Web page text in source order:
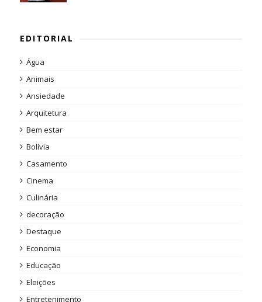
EDITORIAL
Água
Animais
Ansiedade
Arquitetura
Bem estar
Bolívia
Casamento
Cinema
Culinária
decoração
Destaque
Economia
Educação
Eleições
Entretenimento